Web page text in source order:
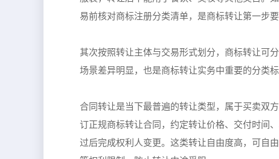
易前核对商标注册分类清单，是商标转让第一步要
其次按照转让主体与交易形式划分，商标转让可
场景差异明显，也是商标转让实务中重要的分类标
合同转让是当下最普遍的转让类型，属于买卖双
订正规商标转让合同，约定转让价格、交付时间
过后完成权利人变更。这类转让自由度高，可自